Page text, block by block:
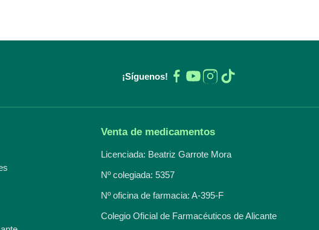
¡Síguenos!
Venta de medicamentos
Licenciada: Beatriz Garrote Mora
Nº colegiada: 5357
Nº oficina de farmacia: A-395-F
Colegio Oficial de Farmacéuticos de Alicante